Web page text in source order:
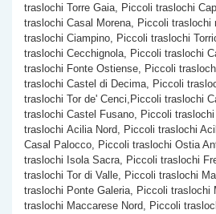
traslochi Torre Gaia, Piccoli traslochi
traslochi Casal Morena, Piccoli traslochi
traslochi Ciampino, Piccoli traslochi
traslochi Cecchignola, Piccoli traslochi
traslochi Fonte Ostiense, Piccoli
traslochi Castel di Decima, Piccoli
traslochi Tor de' Cenci,Piccoli traslochi
traslochi Castel Fusano, Piccoli
traslochi Acilia Nord, Piccoli traslochi
Casal Palocco, Piccoli traslochi Ostia
traslochi Isola Sacra, Piccoli traslochi
traslochi Tor di Valle, Piccoli traslochi
traslochi Ponte Galeria, Piccoli traslochi
traslochi Maccarese Nord, Piccoli